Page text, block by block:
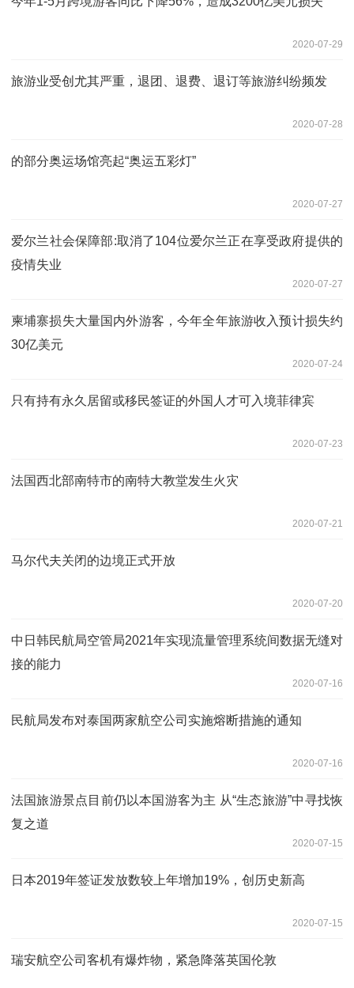
2020-07-29
旅游业受创尤其严重，退团、退费、退订等旅游纠纷频发
2020-07-28
的部分奥运场馆亮起“奥运五彩灯”
2020-07-27
爱尔兰社会保障部:取消了104位爱尔兰正在享受政府提供的
疫情失业
2020-07-27
柬埔寨损失大量国内外游客，今年全年旅游收入预计损失约
30亿美元
2020-07-24
只有持有永久居留或移民签证的外国人才可入境菲律宾
2020-07-23
法国西北部南特市的南特大教堂发生火灾
2020-07-21
马尔代夫关闭的边境正式开放
2020-07-20
中日韩民航局空管局2021年实现流量管理系统间数据无缝对
接的能力
2020-07-16
民航局发布对泰国两家航空公司实施熔断措施的通知
2020-07-16
法国旅游景点目前仍以本国游客为主 从“生态旅游”中寻找恢
复之道
2020-07-15
日本2019年签证发放数较上年增加19%，创历史新高
2020-07-15
瑞安航空公司客机有爆炸物，紧急降落英国伦敦